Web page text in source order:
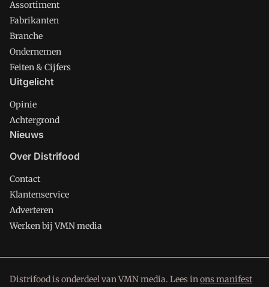
Assortiment
Fabrikanten
Branche
Ondernemen
Feiten & Cijfers
Uitgelicht
Opinie
Achtergrond
Nieuws
Over Distrifood
Contact
Klantenservice
Adverteren
Werken bij VMN media
Distrifood is onderdeel van VMN media. Lees inons manifest